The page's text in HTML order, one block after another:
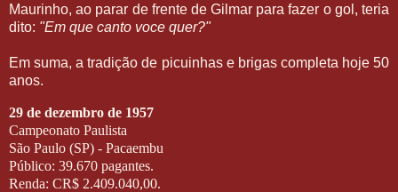
Maurinho, ao parar de frente de Gilmar para fazer o gol, teria
dito: "Em que canto voce quer?"
Em suma, a tradição de picuinhas e brigas completa hoje 50
anos.
29 de dezembro de 1957
Campeonato Paulista
São Paulo (SP) - Pacaembu
Público: 39.670 pagantes.
Renda: CR$ 2.409.040,00.